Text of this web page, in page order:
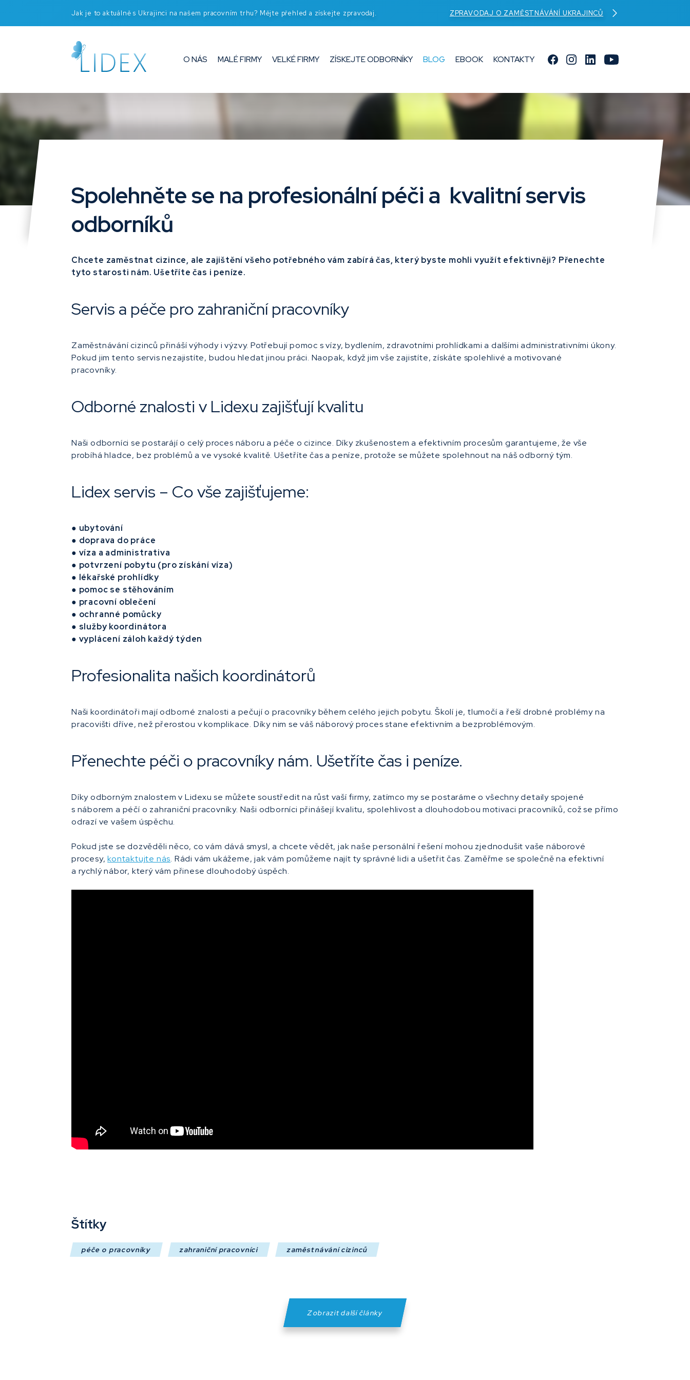
Jak je to aktuálně s Ukrajinci na našem pracovním trhu? Mějte přehled a získejte zpravodaj. ZPRAVODAJ O ZAMĚSTNÁVÁNÍ UKRAJINCŮ
O NÁS MALÉ FIRMY VELKÉ FIRMY ZÍSKEJTE ODBORNÍKY BLOG EBOOK KONTAKTY
Spolehněte se na profesionální péči a kvalitní servis
odborníků
Chcete zaměstnat cizince, ale zajištění všeho potřebného vám zabírá čas, který byste mohli využít efektivněji? Přenechte
tyto starosti nám. Ušetříte čas i peníze.
Servis a péče pro zahraniční pracovníky
Zaměstnávání cizinců přináší výhody i výzvy. Potřebují pomoc s vízy, bydlením, zdravotními prohlídkami a dalšími administrativními úkony.
Pokud jim tento servis nezajistíte, budou hledat jinou práci. Naopak, když jim vše zajistíte, získáte spolehlivé a motivované
pracovníky.
Odborné znalosti v Lidexu zajišťují kvalitu
Naši odborníci se postarájí o celý proces náboru a péče o cizince. Díky zkušenostem a efektivním procesům garantujeme, že vše
probíhá hladce, bez problémů a ve vysoké kvalitě. Ušetříte čas a peníze, protože se můžete spolehnout na náš odborný tým.
Lidex servis – Co vše zajišťujeme:
● ubytování
● doprava do práce
● víza a administrativa
● potvrzení pobytu (pro získání víza)
● lékařské prohlídky
● pomoc se stěhováním
● pracovní oblečení
● ochranné pomůcky
● služby koordinátora
● vyplácení záloh každý týden
Profesionalita našich koordinátorů
Naši koordinátoři mají odborné znalosti a pečují o pracovníky během celého jejich pobytu. Školí je, tlumočí a řeší drobné problémy na
pracovišti dříve, než přerostou v komplikace. Díky nim se váš náborový proces stane efektivním a bezproblémovým.
Přenechte péči o pracovníky nám. Ušetříte čas i peníze.
Díky odborným znalostem v Lidexu se můžete soustředit na růst vaší firmy, zatímco my se postaráme o všechny detaily spojené
s náborem a péčí o zahraniční pracovníky. Naši odborníci přinášejí kvalitu, spolehlivost a dlouhodobou motivaci pracovníků, což se přímo
odrazí ve vašem úspěchu.
Pokud jste se dozvěděli něco, co vám dává smysl, a chcete vědět, jak naše personální řešení mohou zjednodušit vaše náborové
procesy,kontaktujte nás. Rádi vám ukážeme, jak vám pomůžeme najít ty správné lidi a ušetřit čas. Zaměřme se společně na efektivní
a rychlý nábor, který vám přinese dlouhodobý úspěch.
Štítky
péče o pracovníky zahraniční pracovníci zaměstnávání cizinců
Zobrazit další články